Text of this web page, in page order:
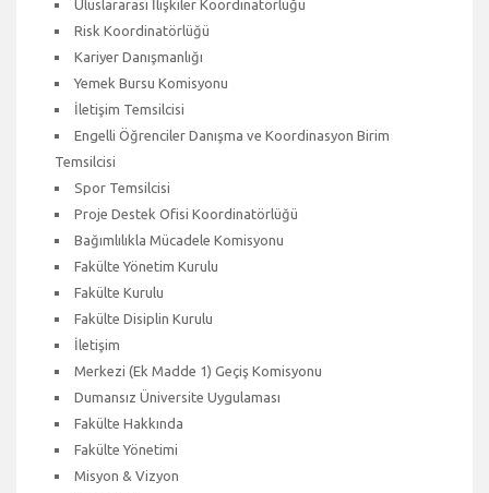
Uluslararası İlişkiler Koordinatörlüğü
Risk Koordinatörlüğü
Kariyer Danışmanlığı
Yemek Bursu Komisyonu
İletişim Temsilcisi
Engelli Öğrenciler Danışma ve Koordinasyon Birim
Temsilcisi
Spor Temsilcisi
Proje Destek Ofisi Koordinatörlüğü
Bağımlılıkla Mücadele Komisyonu
Fakülte Yönetim Kurulu
Fakülte Kurulu
Fakülte Disiplin Kurulu
İletişim
Merkezi (Ek Madde 1) Geçiş Komisyonu
Dumansız Üniversite Uygulaması
Fakülte Hakkında
Fakülte Yönetimi
Misyon & Vizyon